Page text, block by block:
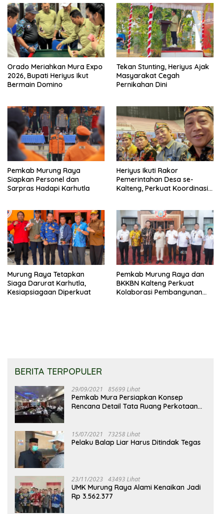
Orado Meriahkan Mura Expo
2026, Bupati Heriyus Ikut
Bermain Domino
Tekan Stunting, Heriyus Ajak
Masyarakat Cegah
Pernikahan Dini
Pemkab Murung Raya
Siapkan Personel dan
Sarpras Hadapi Karhutla
Heriyus Ikuti Rakor
Pemerintahan Desa se-
Kalteng, Perkuat Koordinasi
Murung Raya Tetapkan
Siaga Darurat Karhutla,
Kesiapsiagaan Diperkuat
Pemkab Murung Raya dan
BKKBN Kalteng Perkuat
Kolaborasi Pembangunan
BERITA TERPOPULER
29/09/2021 85699 Lihat
Pemkab Mura Persiapkan Konsep
Rencana Detail Tata Ruang Perkotaan
15/07/2021 73258 Lihat
Pelaku Balap Liar Harus Ditindak Tegas
23/11/2023 43493 Lihat
UMK Murung Raya Alami Kenaikan Jadi
Rp 3.562.377